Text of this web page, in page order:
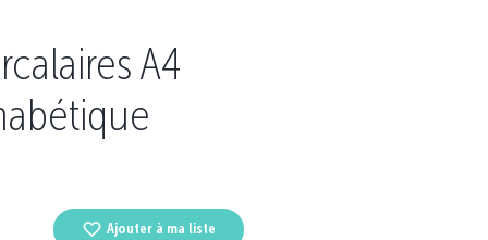
A4
Ajouter à ma liste